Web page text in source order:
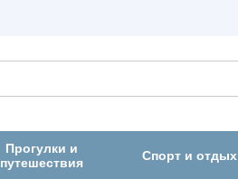
Прогулки и
путешествия
Спорт и отдых